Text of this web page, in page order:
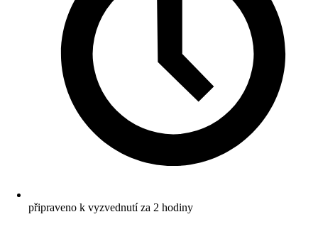
připraveno k vyzvednutí za 2 hodiny